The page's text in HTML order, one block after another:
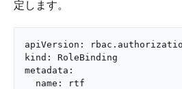
定します。
apiVersion:
kind: RoleBinding
metadata:
  name: rtf